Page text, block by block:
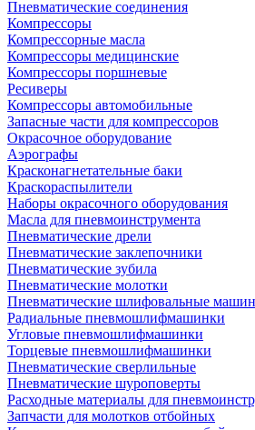
Пневматические соединения
Компрессоры
Компрессорные масла
Компрессоры медицинские
Компрессоры поршневые
Ресиверы
Компрессоры автомобильные
Запасные части для компрессоров
Окрасочное оборудование
Аэрографы
Красконагнетательные баки
Краскораспылители
Наборы окрасочного оборудования
Масла для пневмоинструмента
Пневматические дрели
Пневматические заклепочники
Пневматические зубила
Пневматические молотки
Пневматические шлифовальные
Радиальные пневмошлифмашинки
Угловые пневмошлифмашинки
Торцевые пневмошлифмашинки
Пневматические сверлильные
Пневматические шуроповерты
Расходные материалы для
Запчасти для молотков отбойных